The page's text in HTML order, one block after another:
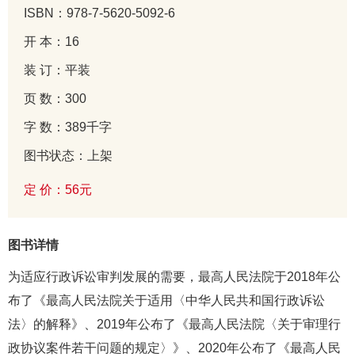
ISBN：978-7-5620-5092-6
开 本：16
装 订：平装
页 数：300
字 数：389千字
图书状态：上架
定 价：56元
图书详情
为适应行政诉讼审判发展的需要，最高人民法院于2018年公
布了《最高人民法院关于适用〈中华人民共和国行政诉讼
法〉的解释》、2019年公布了《最高人民法院〈关于审理行
政协议案件若干问题的规定〉》、2020年公布了《最高人民